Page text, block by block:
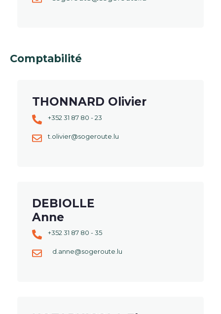
Comptabilité
THONNARD Olivier
+352 31 87 80 - 23
t.olivier@sogeroute.lu
DEBIOLLE
Anne
+352 31 87 80 - 35
d.anne@sogeroute.lu